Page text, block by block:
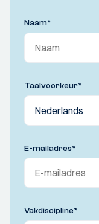
Naam*
Taalvoorkeur*
E-mailadres*
Vakdiscipline*